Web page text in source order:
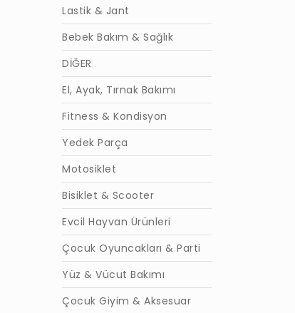
Lastik & Jant
Bebek Bakım & Sağlık
DİĞER
El, Ayak, Tırnak Bakımı
Fitness & Kondisyon
Yedek Parça
Motosiklet
Bisiklet & Scooter
Evcil Hayvan Ürünleri
Çocuk Oyuncakları & Parti
Yüz & Vücut Bakımı
Çocuk Giyim & Aksesuar